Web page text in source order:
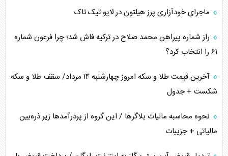
ماجرای خودآزاری پرز هیلتون در لایو تیک تاک
راز شماره پیراهن محمد صلاح در ترکیه فاش شد؛ چرا فرعون شماره
۶۱ را انتخاب کرد؟
آخرین قیمت طلا و سکه امروز چهارشنبه ۱۴ مرداد/ سقف طلا و سکه
شکست + جدول
نحوه محاسبه مالیات بلاگر‌ها / این گروه از پردرآمد‌ها زیر ذره‌بین
مالیاتی + جزییات